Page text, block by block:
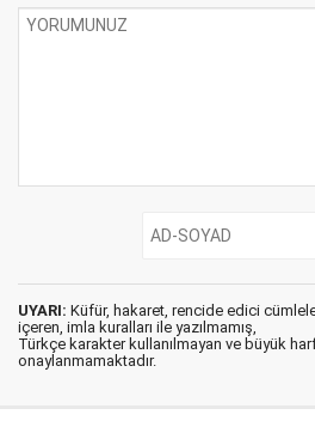
UYARI: Küfür, hakaret, rencide edici
içeren, imla kuralları ile yazılmamış,
Türkçe karakter kullanılmayan ve büyük
onaylanmamaktadır.